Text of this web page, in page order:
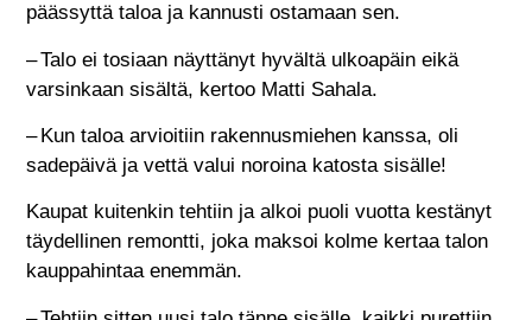
päässyttä taloa ja kannusti ostamaan sen.
– Talo ei tosiaan näyttänyt hyvältä ulkoapäin eikä
varsinkaan sisältä, kertoo Matti Sahala.
– Kun taloa arvioitiin rakennusmiehen kanssa, oli
sadepäivä ja vettä valui noroina katosta sisälle!
Kaupat kuitenkin tehtiin ja alkoi puoli vuotta kestänyt
täydellinen remontti, joka maksoi kolme kertaa talon
kauppahintaa enemmän.